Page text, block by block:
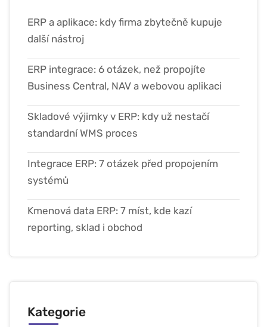
ERP a aplikace: kdy firma zbytečně kupuje
další nástroj
ERP integrace: 6 otázek, než propojíte
Business Central, NAV a webovou aplikaci
Skladové výjimky v ERP: kdy už nestačí
standardní WMS proces
Integrace ERP: 7 otázek před propojením
systémů
Kmenová data ERP: 7 míst, kde kazí
reporting, sklad i obchod
Kategorie